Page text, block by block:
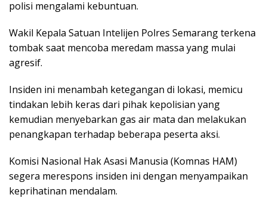
polisi mengalami kebuntuan.
Wakil Kepala Satuan Intelijen Polres Semarang terkena
tombak saat mencoba meredam massa yang mulai
agresif.
Insiden ini menambah ketegangan di lokasi, memicu
tindakan lebih keras dari pihak kepolisian yang
kemudian menyebarkan gas air mata dan melakukan
penangkapan terhadap beberapa peserta aksi.
Komisi Nasional Hak Asasi Manusia (Komnas HAM)
segera merespons insiden ini dengan menyampaikan
keprihatinan mendalam.